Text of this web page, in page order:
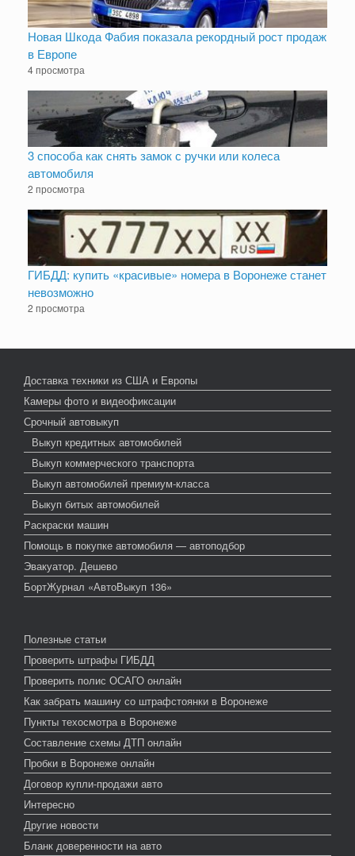
Новая Шкода Фабия показала рекордный рост продаж
в Европе
4 просмотра
3 способа как снять замок с ручки или колеса
автомобиля
2 просмотра
ГИБДД: купить «красивые» номера в Воронеже станет
невозможно
2 просмотра
Доставка техники из США и Европы
Камеры фото и видеофиксации
Срочный автовыкуп
Выкуп кредитных автомобилей
Выкуп коммерческого транспорта
Выкуп автомобилей премиум-класса
Выкуп битых автомобилей
Раскраски машин
Помощь в покупке автомобиля — автоподбор
Эвакуатор. Дешево
БортЖурнал «АвтоВыкуп 136»
Полезные статьи
Проверить штрафы ГИБДД
Проверить полис ОСАГО онлайн
Как забрать машину со штрафстоянки в Воронеже
Пункты техосмотра в Воронеже
Составление схемы ДТП онлайн
Пробки в Воронеже онлайн
Договор купли-продажи авто
Интересно
Другие новости
Бланк доверенности на авто